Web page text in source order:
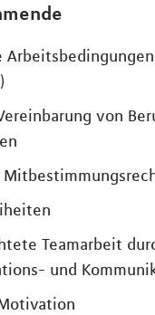
von
Teamarbeit
und